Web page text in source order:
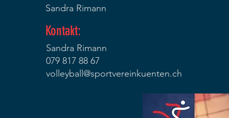
Sandra Rimann
Kontakt:
Sandra Rimann
079 817 88 67
volleyball@sportvereinkuenten.ch